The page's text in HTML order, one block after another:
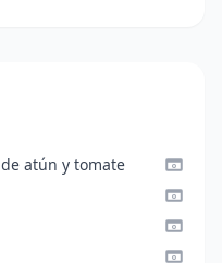
atún y tomate